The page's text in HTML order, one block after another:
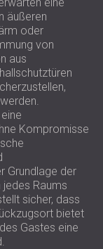
äußeren
oder
von
aus
Kompromisse
Grundlage der
Raums
sicher, dass
bietet
Gastes eine